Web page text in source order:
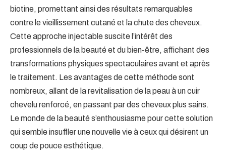
biotine, promettant ainsi des résultats remarquables
contre le vieillissement cutané et la chute des cheveux.
Cette approche injectable suscite l’intérêt des
professionnels de la beauté et du bien-être, affichant des
transformations physiques spectaculaires avant et après
le traitement. Les avantages de cette méthode sont
nombreux, allant de la revitalisation de la peau à un cuir
chevelu renforcé, en passant par des cheveux plus sains.
Le monde de la beauté s’enthousiasme pour cette solution
qui semble insuffler une nouvelle vie à ceux qui désirent un
coup de pouce esthétique.